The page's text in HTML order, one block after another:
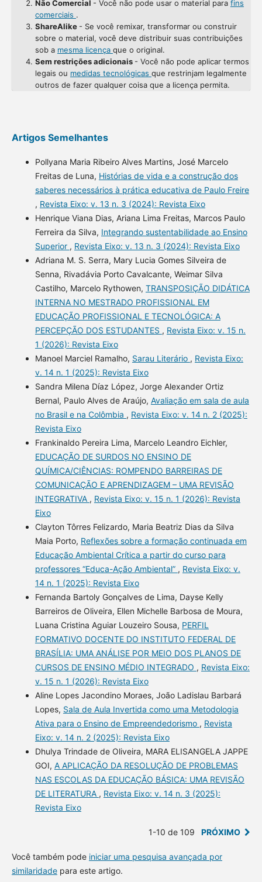
Não Comercial - Você não pode usar o material para fins
comerciais .
ShareAlike - Se você remixar, transformar ou construir
sobre o material, você deve distribuir suas contribuições
sob a mesma licença que o original.
Sem restrições adicionais - Você não pode aplicar termos
legais ou medidas tecnológicas que restrinjam legalmente
outros de fazer qualquer coisa que a licença permita.
Artigos Semelhantes
Pollyana Maria Ribeiro Alves Martins, José Marcelo
Freitas de Luna, Histórias de vida e a construção dos
saberes necessários à prática educativa de Paulo Freire
, Revista Eixo: v. 13 n. 3 (2024): Revista Eixo
Henrique Viana Dias, Ariana Lima Freitas, Marcos Paulo
Ferreira da Silva, Integrando sustentabilidade ao Ensino
Superior , Revista Eixo: v. 13 n. 3 (2024): Revista Eixo
Adriana M. S. Serra, Mary Lucia Gomes Silveira de
Senna, Rivadávia Porto Cavalcante, Weimar Silva
Castilho, Marcelo Rythowen, TRANSPOSIÇÃO DIDÁTICA
INTERNA NO MESTRADO PROFISSIONAL EM
EDUCAÇÃO PROFISSIONAL E TECNOLÓGICA: A
PERCEPÇÃO DOS ESTUDANTES , Revista Eixo: v. 15 n.
1 (2026): Revista Eixo
Manoel Marciel Ramalho, Sarau Literário , Revista Eixo:
v. 14 n. 1 (2025): Revista Eixo
Sandra Milena Díaz López, Jorge Alexander Ortiz
Bernal, Paulo Alves de Araújo, Avaliação em sala de aula
no Brasil e na Colômbia , Revista Eixo: v. 14 n. 2 (2025):
Revista Eixo
Frankinaldo Pereira Lima, Marcelo Leandro Eichler,
EDUCAÇÃO DE SURDOS NO ENSINO DE
QUÍMICA/CIÊNCIAS: ROMPENDO BARREIRAS DE
COMUNICAÇÃO E APRENDIZAGEM – UMA REVISÃO
INTEGRATIVA , Revista Eixo: v. 15 n. 1 (2026): Revista
Eixo
Clayton Tôrres Felizardo, Maria Beatriz Dias da Silva
Maia Porto, Reflexões sobre a formação continuada em
Educação Ambiental Crítica a partir do curso para
professores “Educa-Ação Ambiental” , Revista Eixo: v.
14 n. 1 (2025): Revista Eixo
Fernanda Bartoly Gonçalves de Lima, Dayse Kelly
Barreiros de Oliveira, Ellen Michelle Barbosa de Moura,
Luana Cristina Aguiar Louzeiro Sousa, PERFIL
FORMATIVO DOCENTE DO INSTITUTO FEDERAL DE
BRASÍLIA: UMA ANÁLISE POR MEIO DOS PLANOS DE
CURSOS DE ENSINO MÉDIO INTEGRADO , Revista Eixo:
v. 15 n. 1 (2026): Revista Eixo
Aline Lopes Jacondino Moraes, João Ladislau Barbará
Lopes, Sala de Aula Invertida como uma Metodologia
Ativa para o Ensino de Empreendedorismo , Revista
Eixo: v. 14 n. 2 (2025): Revista Eixo
Dhulya Trindade de Oliveira, MARA ELISANGELA JAPPE
GOI, A APLICAÇÃO DA RESOLUÇÃO DE PROBLEMAS
NAS ESCOLAS DA EDUCAÇÃO BÁSICA: UMA REVISÃO
DE LITERATURA , Revista Eixo: v. 14 n. 3 (2025):
Revista Eixo
1-10 de 109 PRÓXIMO
Você também pode iniciar uma pesquisa avançada por
similaridadepara este artigo.